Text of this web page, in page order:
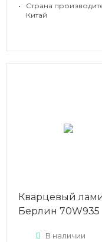
•
Страна
Китай
Кварцевый
Берлин 70W935
В наличии